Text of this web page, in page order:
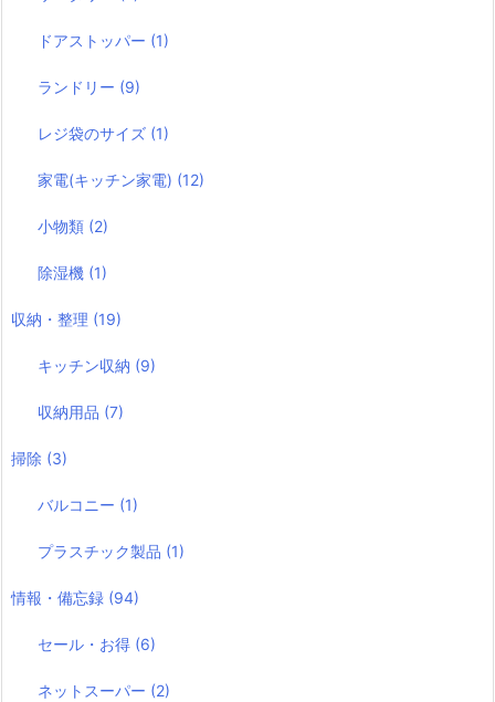
ドアストッパー (1)
ランドリー (9)
レジ袋のサイズ (1)
家電(キッチン家電) (12)
小物類 (2)
除湿機 (1)
収納・整理 (19)
キッチン収納 (9)
収納用品 (7)
掃除 (3)
バルコニー (1)
プラスチック製品 (1)
情報・備忘録 (94)
セール・お得 (6)
ネットスーパー (2)